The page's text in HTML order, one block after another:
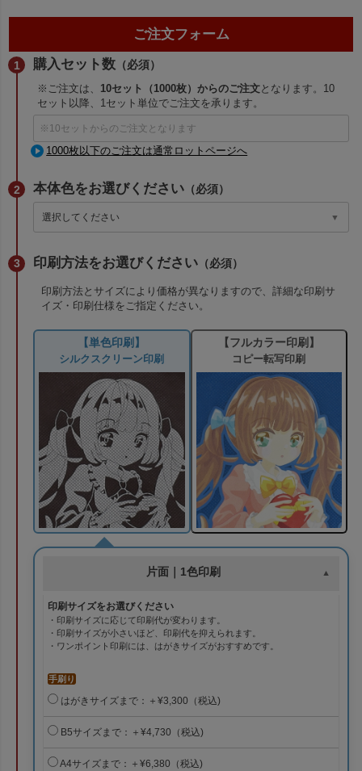
ご注文フォーム
購入セット数 （必須）
※ご注文は、 10セット（1000枚）からのご注文となります。10
セット以降、1セット単位でご注文を承ります。
1000枚以下のご注文は通常ロットページへ
本体色をお選びください （必須）
印刷方法をお選びください （必須）
印刷方法とサイズにより価格が異なりますので、詳細な印刷サ
イズ・印刷仕様をご指定ください。
【単色印刷】
シルクスクリーン印刷
【フルカラー印刷】
コピー転写印刷
片面｜1色印刷
印刷サイズをお選びください
・印刷サイズに応じて印刷代が変わります。
・印刷サイズが小さいほど、印刷代を抑えられます。
・ワンポイント印刷には、はがきサイズがおすすめです。
手刷り
はがきサイズまで：＋¥3,300（税込)
B5サイズまで：＋¥4,730（税込)
A4サイズまで：＋¥6,380（税込)